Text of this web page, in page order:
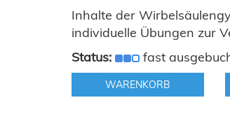
Inhalte der
individuelle Übungen zur
Status:
fast
WARENKORB